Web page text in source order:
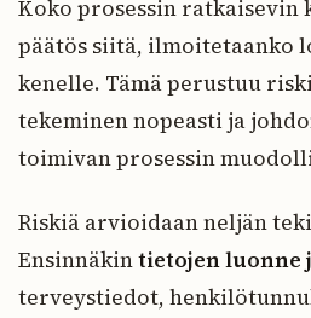
Koko prosessin ratkaisevin
päätös siitä, ilmoitetaanko
kenelle. Tämä perustuu
tekeminen nopeasti ja
toimivan prosessin
Riskiä arvioidaan neljän
Ensinnäkintietojen luonne
terveystiedot,